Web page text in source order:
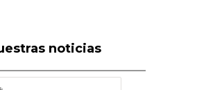
noticias